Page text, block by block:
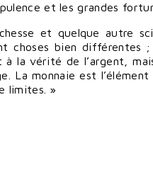
et les grandes
et quelque autre
choses bien différentes ;
la vérité de l’argent,
La monnaie est
limites. »